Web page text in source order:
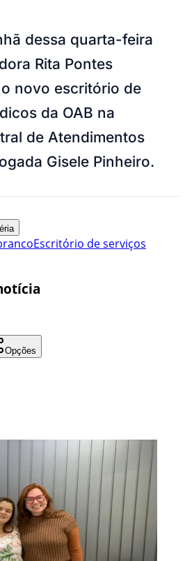
dessa quarta-feira
Rita Pontes
novo escritório de
da OAB na
de Atendimentos
Gisele Pinheiro.
Escritório de serviços
Opções